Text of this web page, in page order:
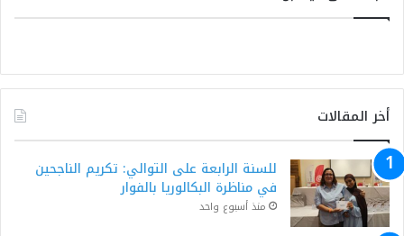
أخر المقالات
للسنة الرابعة على التوالي: تكريم الناجحين
في مناظرة البكالوريا بالفوار
منذ أسبوع واحد